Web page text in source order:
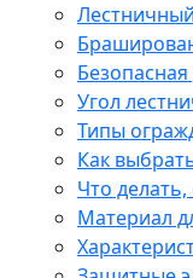
Угол
Типы
Как
Что
Материал